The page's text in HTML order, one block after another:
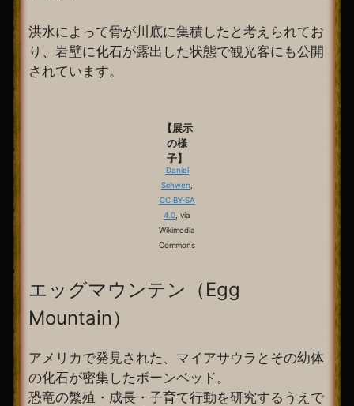
洪水によって骨が川底に集積したと考えられてお
り、岩壁に化石が露出した状態で観光客にも公開
されています。
【展示
の様
子】
Daniel
Schwen
CC BY-SA
4.0 , via
Wikimedia
Commons
エッグマウンテン（Egg
Mountain）
アメリカで発見された、マイアサウラとその幼体
の化石が密集したボーンベッド。
恐竜の繁殖・成長・子育て行動を研究するうえで